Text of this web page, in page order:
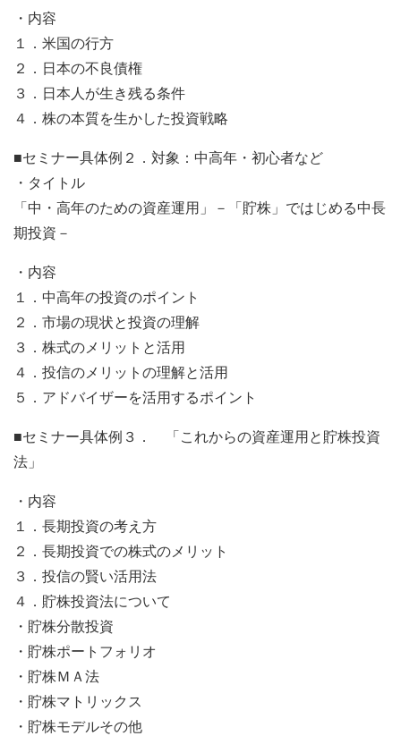
・内容
１．米国の行方
２．日本の不良債権
３．日本人が生き残る条件
４．株の本質を生かした投資戦略
■セミナー具体例２．対象：中高年・初心者など
・タイトル
「中・高年のための資産運用」－「貯株」ではじめる中長
期投資－
・内容
１．中高年の投資のポイント
２．市場の現状と投資の理解
３．株式のメリットと活用
４．投信のメリットの理解と活用
５．アドバイザーを活用するポイント
■セミナー具体例３． 「これからの資産運用と貯株投資
法」
・内容
１．長期投資の考え方
２．長期投資での株式のメリット
３．投信の賢い活用法
４．貯株投資法について
・貯株分散投資
・貯株ポートフォリオ
・貯株ＭＡ法
・貯株マトリックス
・貯株モデルその他